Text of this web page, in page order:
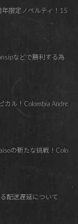
限定ノベルティ！15
などで勝利する為
ル！Colombia Andre
の新たな挑戦！Colo
配送遅延について